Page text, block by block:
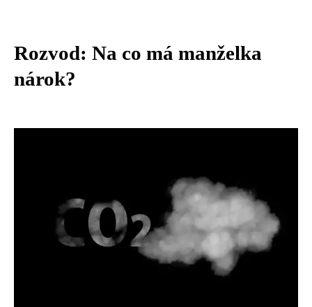
Rozvod: Na co má manželka
nárok?